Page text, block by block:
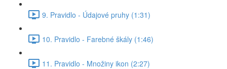
9. Pravidlo - Údajové pruhy (1:31)
10. Pravidlo - Farebné škály (1:46)
11. Pravidlo - Množiny ikon (2:27)